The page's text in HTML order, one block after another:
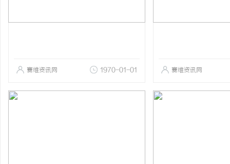
赛维资讯网 1970-01-01 赛维资讯网